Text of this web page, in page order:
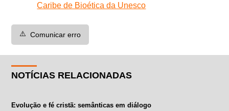
Caribe de Bioética da Unesco
⚠️ Comunicar erro
NOTÍCIAS RELACIONADAS
Evolução e fé cristã: semânticas em diálogo